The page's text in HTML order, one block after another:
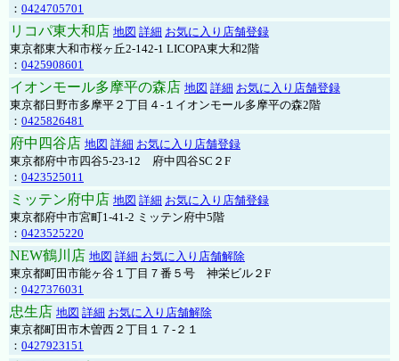
： 0424705701
リコパ東大和店 地図 詳細 お気に入り店舗登録
東京都東大和市桜ヶ丘2-142-1 LICOPA東大和2階
： 0425908601
イオンモール多摩平の森店 地図 詳細 お気に入り店舗登録
東京都日野市多摩平２丁目４-１イオンモール多摩平の森2階
： 0425826481
府中四谷店 地図 詳細 お気に入り店舗登録
東京都府中市四谷5-23-12 府中四谷SC２F
： 0423525011
ミッテン府中店 地図 詳細 お気に入り店舗登録
東京都府中市宮町1-41-2 ミッテン府中5階
： 0423525220
NEW鶴川店 地図 詳細 お気に入り店舗解除
東京都町田市能ヶ谷１丁目７番５号 神栄ビル２F
： 0427376031
忠生店 地図 詳細 お気に入り店舗解除
東京都町田市木曽西２丁目１７-２１
： 0427923151